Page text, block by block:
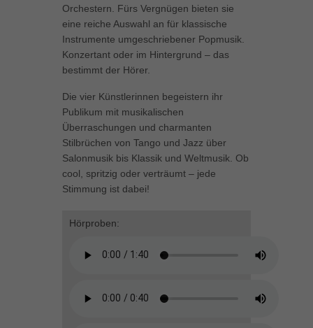
Orchestern. Fürs Vergnügen bieten sie
eine reiche Auswahl an für klassische
Instrumente umgeschriebener Popmusik.
Konzertant oder im Hintergrund – das
bestimmt der Hörer.
Die vier Künstlerinnen begeistern ihr
Publikum mit musikalischen
Überraschungen und charmanten
Stilbrüchen von Tango und Jazz über
Salonmusik bis Klassik und Weltmusik. Ob
cool, spritzig oder verträumt – jede
Stimmung ist dabei!
Hörproben:
Adressen), z. B. für personalisierte Anzeigen und Inhalte oder
Anzeigen- und Inhaltsmessung. Weitere Informationen über die
Verwendung Ihrer Daten finden Sie in unserer
Datenschutzerklärung.
Hier finden Sie eine Übersicht über alle verwendeten Cookies. Sie
können Ihre Einwilligung zu ganzen Kategorien geben oder sich
Cookies auswählen.
Alle akzeptieren Speichern
Zurück
Datenschutzeinstellungen
Essenziell (1)
die einwandfreie Funktion der Website erforderlich.
Marketing-Cookies werden von Drittanbietern oder Publishern verwendet,
um personalisierte Werbung anzuzeigen. Sie tun dies, indem sie